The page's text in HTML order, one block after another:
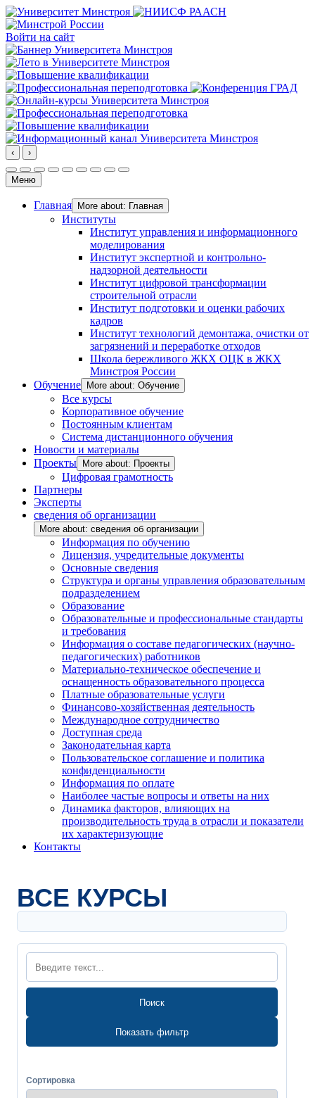
Войти на сайт
‹ ›
Меню
Главная More about: Главная
Институты
Институт управления и информационного
моделирования
Институт экспертной и контрольно-
надзорной деятельности
Институт цифровой трансформации
строительной отрасли
Институт подготовки и оценки рабочих
кадров
Институт технологий демонтажа, очистки от
загрязнений и переработке отходов
Школа бережливого ЖКХ ОЦК в ЖКХ
Минстроя России
Обучение
More about: Обучение
Все курсы
Корпоративное обучение
Постоянным клиентам
Система дистанционного обучения
Новости и материалы
Проекты
More about: Проекты
Цифровая грамотность
Партнеры
Эксперты
сведения об организации
More about: сведения об организации
Информация по обучению
Лицензия, учредительные документы
Основные сведения
Структура и органы управления образовательным
подразделением
Образование
Образовательные и профессиональные стандарты
и требования
Информация о составе педагогических (научно-
педагогических) работников
Материально-техническое обеспечение и
оснащенность образовательного процесса
Платные образовательные услуги
Финансово-хозяйственная деятельность
Международное сотрудничество
Доступная среда
Законодательная карта
Пользовательское соглашение и политика
конфиденциальности
Информация по оплате
Наиболее частые вопросы и ответы на них
Динамика факторов, влияющих на
производительность труда в отрасли и показатели
их характеризующие
Контакты
ВСЕ КУРСЫ
Поиск
Показать фильтр
Сортировка